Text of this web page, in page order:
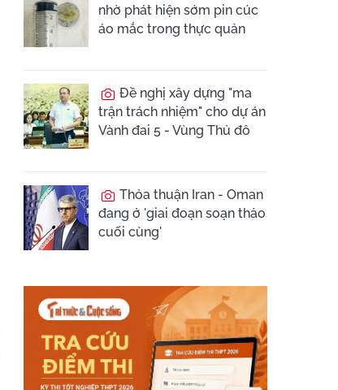
nhờ phát hiện sớm pin cúc
áo mắc trong thực quản
Đề nghị xây dựng "ma
trận trách nhiệm" cho dự án
Vành đai 5 - Vùng Thủ đô
Thỏa thuận Iran - Oman
đang ở 'giai đoạn soạn thảo
cuối cùng'